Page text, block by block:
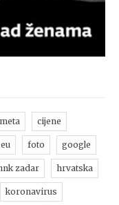
cijene
eu foto google
zadar hrvatska
koronavirus